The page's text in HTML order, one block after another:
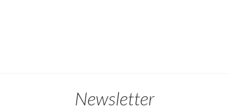
Newsletter